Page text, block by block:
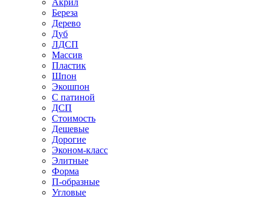
Акрил
Береза
Дерево
Дуб
ЛДСП
Массив
Пластик
Шпон
Экошпон
С патиной
ДСП
Стоимость
Дешевые
Дорогие
Эконом-класс
Элитные
Форма
П-образные
Угловые